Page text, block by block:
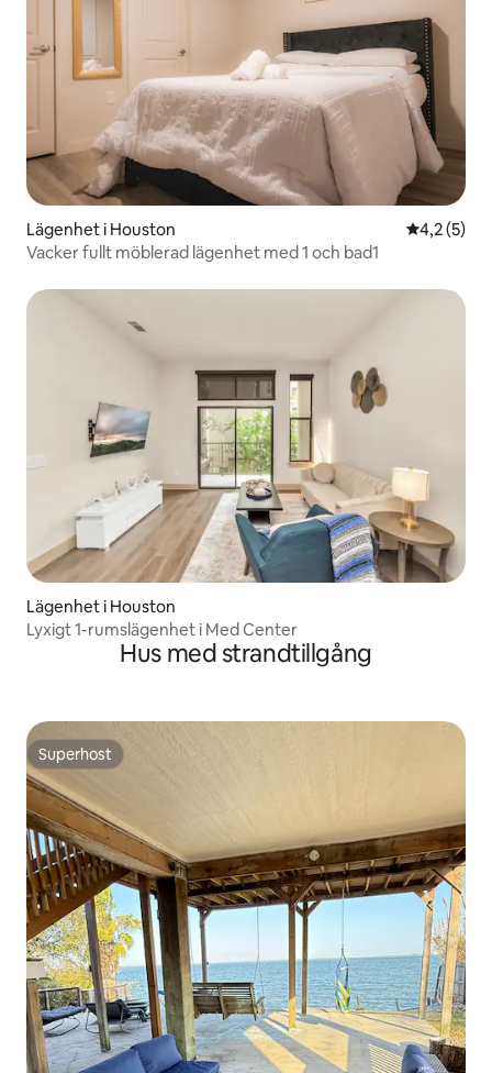
Lägenhet i Houston 4,2 av 5 i
4,2 (5)
Vacker fullt möblerad lägenhet med 1 och bad1
Lägenhet i Houston
Lyxigt 1-rumslägenhet i Med Center
Hus med strandtillgång
Superhost
Superhost